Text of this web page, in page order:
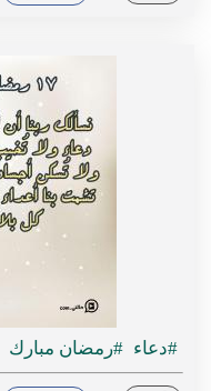
#دعاء #رمضان مبارك